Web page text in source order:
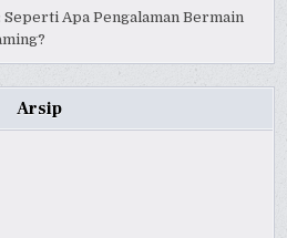
Apa Pengalaman Bermain
Arsip